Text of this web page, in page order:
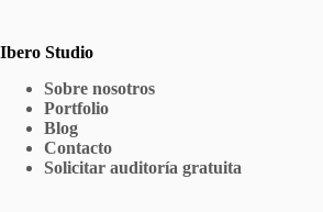
Ibero Studio
Sobre nosotros
Portfolio
Blog
Contacto
Solicitar auditoría gratuita